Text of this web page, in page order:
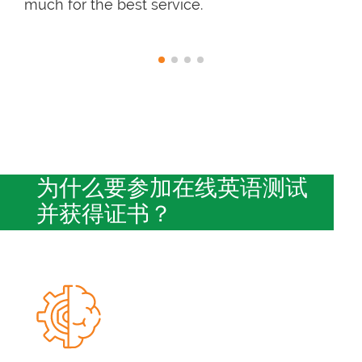
much for the best service.
为什么要参加在线英语测试
并获得证书？